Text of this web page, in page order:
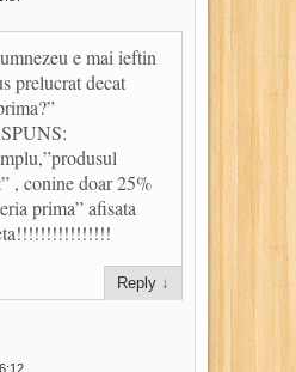
e mai ieftin
prelucrat decat
, conine doar 25%
prima” afisata
Reply ↓